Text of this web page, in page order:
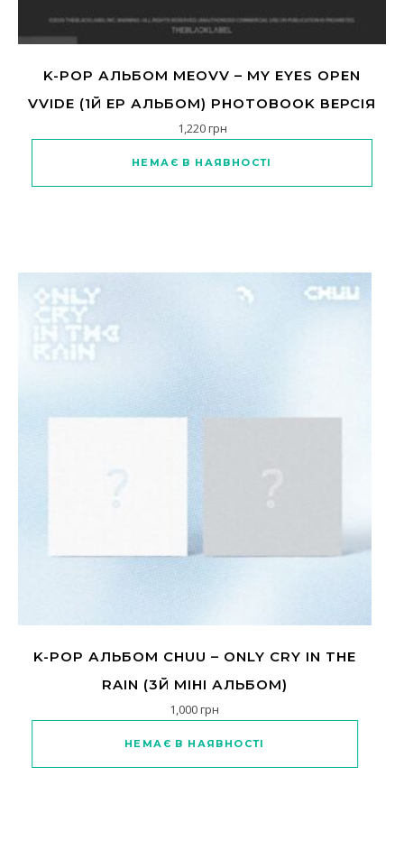
K-POP АЛЬБОМ MEOVV – MY EYES OPEN
VVIDE (1Й EP АЛЬБОМ) PHOTOBOOK ВЕРСІЯ
1,220грн
НЕМАЄ В НАЯВНОСТІ
K-POP АЛЬБОМ CHUU – ONLY CRY IN THE
RAIN (3Й МІНІ АЛЬБОМ)
1,000грн
НЕМАЄ В НАЯВНОСТІ